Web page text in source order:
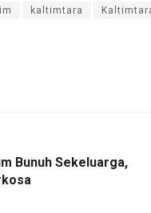
kaltimtara
Bunuh Sekeluarga,